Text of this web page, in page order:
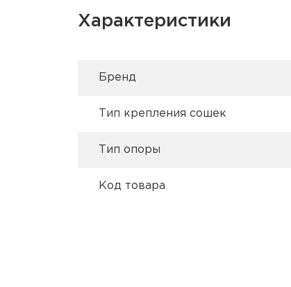
Характеристики
Брeнд
Тип крепления сошек
Тип опоры
Код товара